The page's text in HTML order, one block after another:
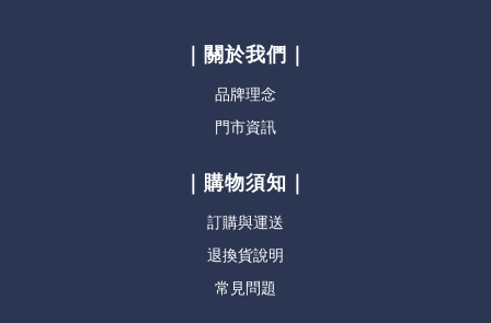
｜關於我們｜
品牌理念
門市資訊
｜購物須知｜
訂購與運送
退換貨說明
常見問題